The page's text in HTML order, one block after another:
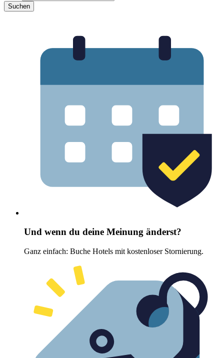
Suchen
Und wenn du deine Meinung änderst?
Ganz einfach: Buche Hotels mit kostenloser Stornierung.